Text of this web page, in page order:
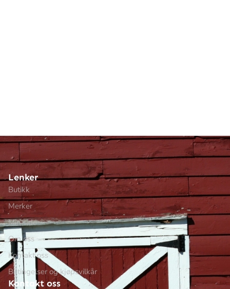
Lenker
Butikk
Merker
Min side
Om oss
Kontakt oss
Betingelser og kjøpsvilkår
Kontakt oss